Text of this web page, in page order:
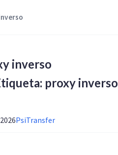
inverso
proxy inverso
PsiTransfer